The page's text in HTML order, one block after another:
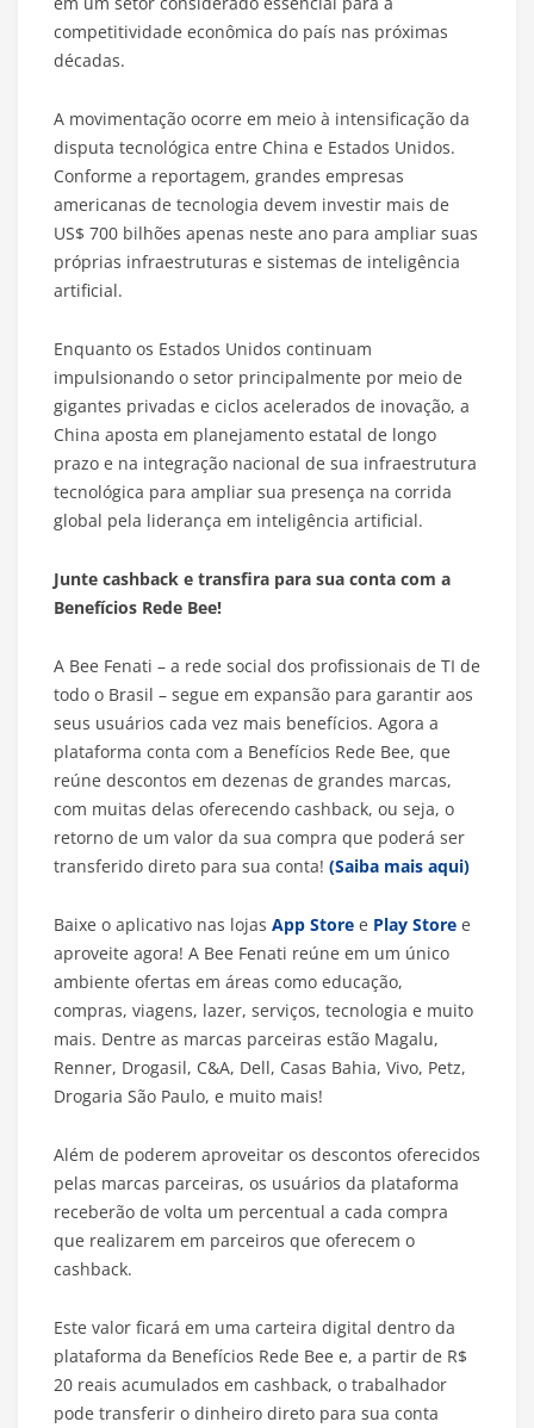
competitividade econômica do país nas próximas
décadas.
A movimentação ocorre em meio à intensificação da
disputa tecnológica entre China e Estados Unidos.
Conforme a reportagem, grandes empresas
americanas de tecnologia devem investir mais de
US$ 700 bilhões apenas neste ano para ampliar suas
próprias infraestruturas e sistemas de inteligência
artificial.
Enquanto os Estados Unidos continuam
impulsionando o setor principalmente por meio de
gigantes privadas e ciclos acelerados de inovação, a
China aposta em planejamento estatal de longo
prazo e na integração nacional de sua infraestrutura
tecnológica para ampliar sua presença na corrida
global pela liderança em inteligência artificial.
Junte cashback e transfira para sua conta com a
Benefícios Rede Bee!
A Bee Fenati – a rede social dos profissionais de TI de
todo o Brasil – segue em expansão para garantir aos
seus usuários cada vez mais benefícios. Agora a
plataforma conta com a Benefícios Rede Bee, que
reúne descontos em dezenas de grandes marcas,
com muitas delas oferecendo cashback, ou seja, o
retorno de um valor da sua compra que poderá ser
transferido direto para sua conta! (Saiba mais aqui)
Baixe o aplicativo nas lojas App Store e Play Store e
aproveite agora! A Bee Fenati reúne em um único
ambiente ofertas em áreas como educação,
compras, viagens, lazer, serviços, tecnologia e muito
mais. Dentre as marcas parceiras estão Magalu,
Renner, Drogasil, C&A, Dell, Casas Bahia, Vivo, Petz,
Drogaria São Paulo, e muito mais!
Além de poderem aproveitar os descontos oferecidos
pelas marcas parceiras, os usuários da plataforma
receberão de volta um percentual a cada compra
que realizarem em parceiros que oferecem o
cashback.
Este valor ficará em uma carteira digital dentro da
plataforma da Benefícios Rede Bee e, a partir de R$
20 reais acumulados em cashback, o trabalhador
pode transferir o dinheiro direto para sua conta